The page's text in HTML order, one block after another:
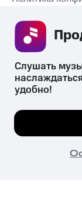
психотропных
их незаконный
© 2026 ООО
Все права
Мы
Слушать
удобно!